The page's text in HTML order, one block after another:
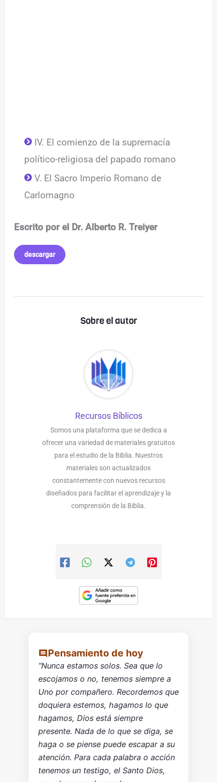
IV. El comienzo de la supremacía
político-religiosa del papado romano
V. El Sacro Imperio Romano de
Carlomagno
Escrito por el Dr. Alberto R. Treiyer
descargar
Sobre el autor
Recursos Bíblicos
Somos una plataforma que se dedica a
ofrecer una variedad de materiales gratuitos
para el estudio de la Biblia. Nuestros
materiales son actualizados
constantemente con nuevos recursos
diseñados para facilitar el aprendizaje y la
comprensión de la Biblia.
Pensamiento de hoy
“Nunca estamos solos. Sea que lo
escojamos o no, tenemos siempre a
Uno por compañero. Recordemos que
doquiera estemos, hagamos lo que
hagamos, Dios está siempre
presente. Nada de lo que se diga, se
haga o se piense puede escapar a su
atención. Para cada palabra o acción
tenemos un testigo, el Santo Dios,